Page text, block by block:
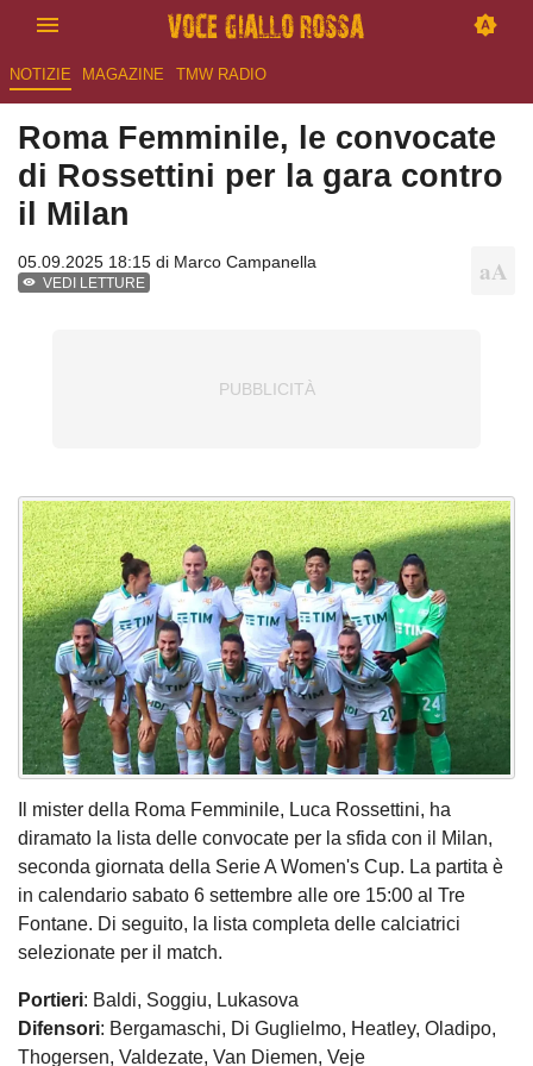
NOTIZIE MAGAZINE TMW RADIO
Roma Femminile, le convocate
di Rossettini per la gara contro
il Milan
05.09.2025 18:15 di Marco Campanella
VEDI LETTURE
Il mister della Roma Femminile, Luca Rossettini, ha
diramato la lista delle convocate per la sfida con il Milan,
seconda giornata della Serie A Women's Cup. La partita è
in calendario sabato 6 settembre alle ore 15:00 al Tre
Fontane. Di seguito, la lista completa delle calciatrici
selezionate per il match.
Portieri: Baldi, Soggiu, Lukasova
Difensori: Bergamaschi, Di Guglielmo, Heatley, Oladipo,
Thogersen, Valdezate, Van Diemen, Veje